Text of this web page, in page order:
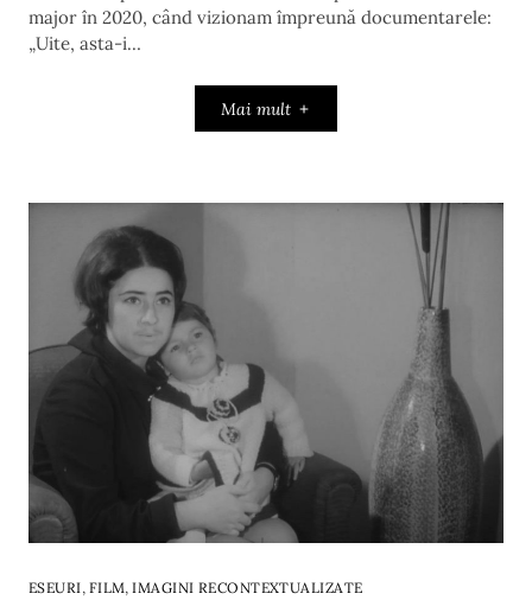
major în 2020, când vizionam împreună documentarele:
„Uite, asta-i…
Mai mult
ESEURI, FILM,IMAGINI RECONTEXTUALIZATE